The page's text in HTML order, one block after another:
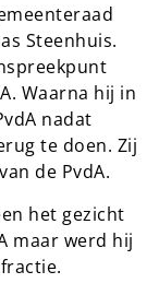
Steenhuis.
Waarna hij in
nadat
te doen. Zij
de PvdA.
het gezicht
maar werd hij